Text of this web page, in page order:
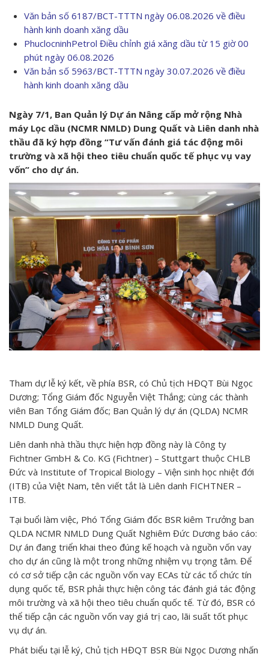
Văn bản số 6187/BCT-TTTN ngày 06.08.2026 về điều
hành kinh doanh xăng dầu
PhuclocninhPetrol Điều chỉnh giá xăng dầu từ 15 giờ 00
phút ngày 06.08.2026
Văn bản số 5963/BCT-TTTN ngày 30.07.2026 về điều
hành kinh doanh xăng dầu
Ngày 7/1, Ban Quản lý Dự án Nâng cấp mở rộng Nhà
máy Lọc dầu (NCMR NMLD) Dung Quất và Liên danh nhà
thầu đã ký hợp đồng “Tư vấn đánh giá tác động môi
trường và xã hội theo tiêu chuẩn quốc tế phục vụ vay
vốn” cho dự án.
Tham dự lễ ký kết, về phía BSR, có Chủ tịch HĐQT Bùi Ngọc
Dương; Tổng Giám đốc Nguyễn Việt Thắng; cùng các thành
viên Ban Tổng Giám đốc; Ban Quản lý dự án (QLDA) NCMR
NMLD Dung Quất.
Liên danh nhà thầu thực hiện hợp đồng này là Công ty
Fichtner GmbH & Co. KG (Fichtner) – Stuttgart thuộc CHLB
Đức và Institute of Tropical Biology – Viện sinh học nhiệt đới
(ITB) của Việt Nam, tên viết tắt là Liên danh FICHTNER –
ITB.
Tại buổi làm việc, Phó Tổng Giám đốc BSR kiêm Trưởng ban
QLDA NCMR NMLD Dung Quất Nghiêm Đức Dương báo cáo:
Dự án đang triển khai theo đúng kế hoạch và nguồn vốn vay
cho dự án cũng là một trong những nhiệm vụ trọng tâm. Để
có cơ sở tiếp cận các nguồn vốn vay ECAs từ các tổ chức tín
dụng quốc tế, BSR phải thực hiện công tác đánh giá tác động
môi trường và xã hội theo tiêu chuẩn quốc tế. Từ đó, BSR có
thể tiếp cận các nguồn vốn vay giá trị cao, lãi suất tốt phục
vụ dự án.
Phát biểu tại lễ ký, Chủ tịch HĐQT BSR Bùi Ngọc Dương nhấn